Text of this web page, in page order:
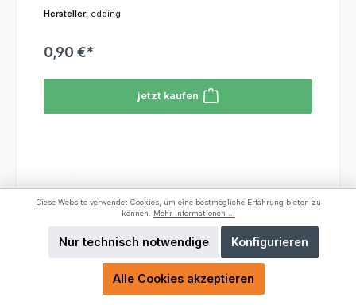
Hosentasche.Keilspitze: Ermöglicht feines
hochbrillanter, lichtbeständiger Tinte auf
für komfortable Handhabung.Lange Haltbarkeit:
Kann dank „Cap-off“-Technologie einige Tage
offen liegen, ohne auszutrocknen.*Hinweis: Die
Hersteller: edding
0,90 €*
jetzt kaufen
Diese Website verwendet Cookies, um eine bestmögliche Erfahrung bieten zu
können.
Mehr Informationen ...
Nur technisch notwendige Konfigurieren
Alle Cookies akzeptieren